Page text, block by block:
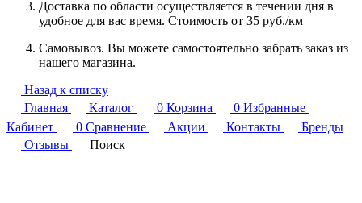
Доставка по области осуществляется в течении дня в
удобное для вас время. Стоимость от 35 руб./км
Самовывоз. Вы можете самостоятельно забрать заказ из
нашего магазина.
Назад к списку
Главная
Каталог 0 Корзина 0 Избранные
Кабинет
0 Сравнение Акции Контакты
Бренды
Отзывы
Поиск